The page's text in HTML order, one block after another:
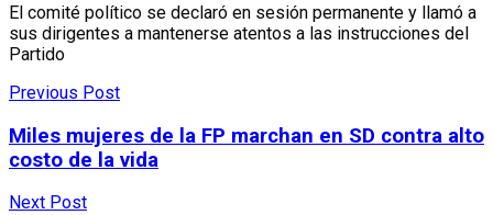
El comité político se declaró en sesión permanente y llamó a
sus dirigentes a mantenerse atentos a las instrucciones del
Partido
Previous Post
Miles mujeres de la FP marchan en SD contra alto
costo de la vida
Next Post